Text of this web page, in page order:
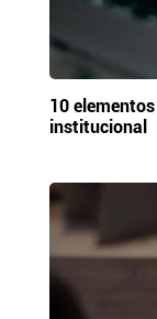
10
institucional